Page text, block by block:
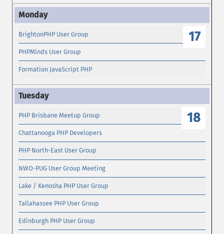
17
BrightonPHP User Group
PHPMinds User Group
Formation JavaScript PHP
18
PHP Brisbane Meetup Group
Chattanooga PHP Developers
PHP North-East User Group
NWO-PUG User Group Meeting
Lake / Kenosha PHP User Group
Tallahassee PHP User Group
Edinburgh PHP User Group